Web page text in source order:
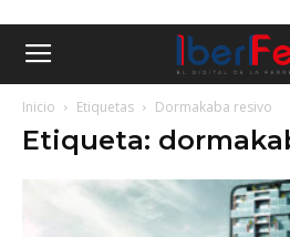
Inicio Etiquetas Dormakaba resivo
Etiqueta: